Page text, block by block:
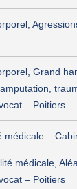
Grand
– Poitiers
médicale –
médicale,
– Poitiers